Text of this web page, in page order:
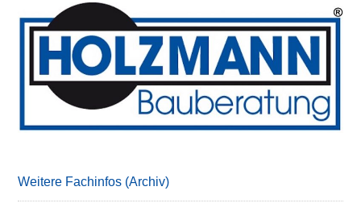
Primary
Sidebar
Weitere Fachinfos (Archiv)